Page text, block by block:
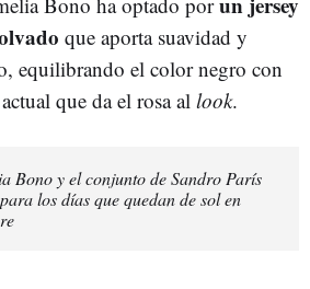
que aporta suavidad y
equilibrando el color negro con
que da el rosa al look.
Bono y el conjunto de Sandro París
los días que quedan de sol en